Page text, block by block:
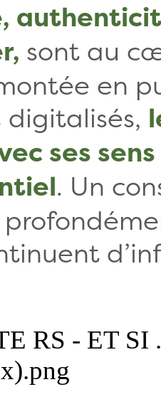
sont au
en
ses
. Un